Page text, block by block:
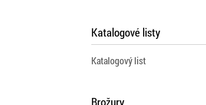
Katalogové listy
Katalogový list
Brožury